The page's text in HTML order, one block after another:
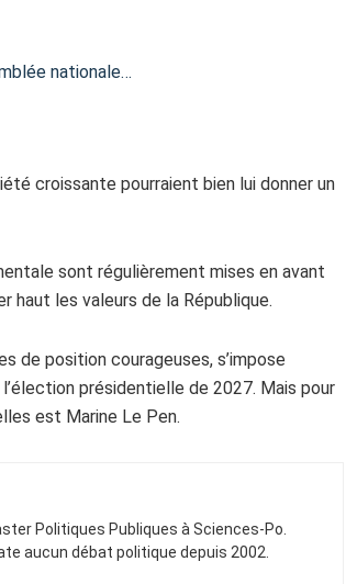
nationale…
croissante pourraient bien lui donner un
sont régulièrement mises en avant
haut les valeurs de la République.
de position courageuses, s’impose
présidentielle de 2027. Mais pour
est Marine Le Pen.
Politiques Publiques à Sciences-Po.
aucun débat politique depuis 2002.